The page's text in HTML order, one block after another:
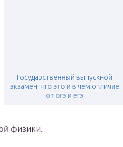
Государственный выпускной
экзамен: что это и в чём отличие
от огэ и егэ
физики.